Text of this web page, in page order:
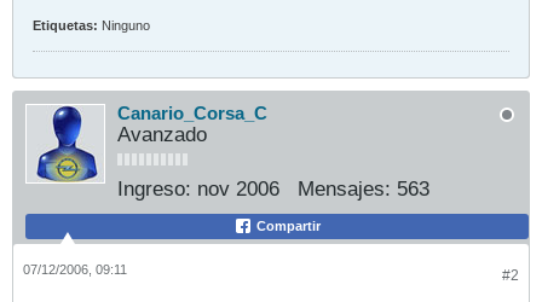
Etiquetas: Ninguno
Canario_Corsa_C
Avanzado
Ingreso: nov 2006 Mensajes: 563
Compartir
#2
07/12/2006, 09:11